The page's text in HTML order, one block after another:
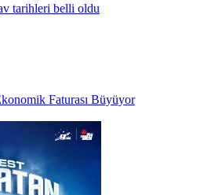
tarihleri belli oldu
Faturası Büyüyor